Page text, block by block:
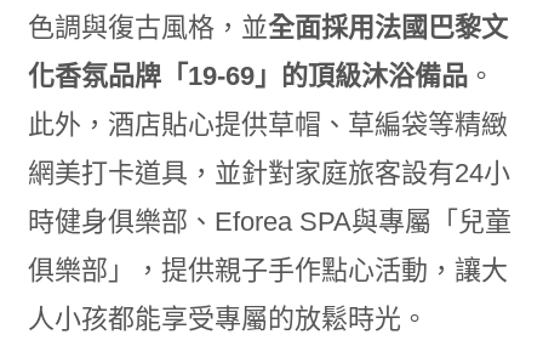
色調與復古風格，並全面採用法國巴黎文
化香氛品牌「 19-69」的頂級沐浴備品。
此外，酒店貼心提供草帽、草編袋等精緻
網美打卡道具，並針對家庭旅客設有24小
時健身俱樂部、Eforea SPA與專屬「兒童
俱樂部」，提供親子手作點心活動，讓大
人小孩都能享受專屬的放鬆時光。